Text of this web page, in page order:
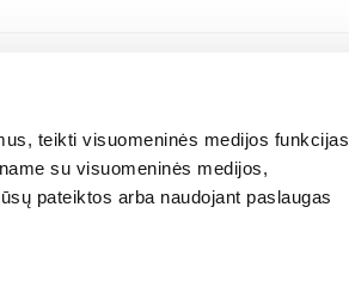
teikti visuomeninės medijos funkcijas
su visuomeninės medijos,
pateiktos arba naudojant paslaugas